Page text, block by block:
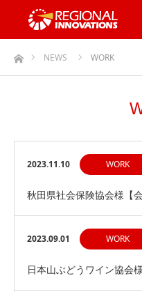
ホームNEWS WORK
2023.11.10 WORK
秋田県社会保険協会様【
ース
2023.09.01 WORK
日本山ぶどうワイン協会